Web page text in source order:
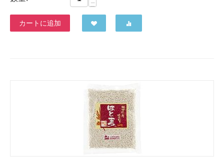
−
カートに追加